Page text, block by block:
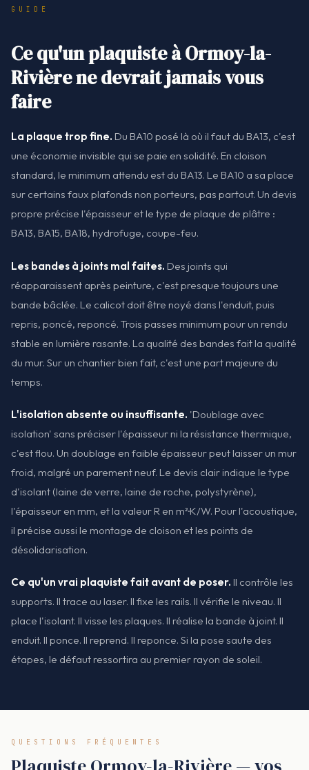
GUIDE
Ce qu'un plaquiste à Ormoy-la-
Rivière ne devrait jamais vous
faire
La plaque trop fine. Du BA10 posé là où il faut du BA13, c'est
une économie invisible qui se paie en solidité. En cloison
standard, le minimum attendu est du BA13. Le BA10 a sa place
sur certains faux plafonds non porteurs, pas partout. Un devis
propre précise l'épaisseur et le type de plaque de plâtre :
BA13, BA15, BA18, hydrofuge, coupe-feu.
Les bandes à joints mal faites. Des joints qui
réapparaissent après peinture, c'est presque toujours une
bande bâclée. Le calicot doit être noyé dans l'enduit, puis
repris, poncé, reponcé. Trois passes minimum pour un rendu
stable en lumière rasante. La qualité des bandes fait la qualité
du mur. Sur un chantier bien fait, c'est une part majeure du
temps.
L'isolation absente ou insuffisante. 'Doublage avec
isolation' sans préciser l'épaisseur ni la résistance thermique,
c'est flou. Un doublage en faible épaisseur peut laisser un mur
froid, malgré un parement neuf. Le devis clair indique le type
d'isolant (laine de verre, laine de roche, polystyrène),
l'épaisseur en mm, et la valeur R en m²·K/W. Pour l'acoustique,
il précise aussi le montage de cloison et les points de
désolidarisation.
Ce qu'un vrai plaquiste fait avant de poser. Il contrôle les
supports. Il trace au laser. Il fixe les rails. Il vérifie le niveau. Il
place l'isolant. Il visse les plaques. Il réalise la bande à joint. Il
enduit. Il ponce. Il reprend. Il reponce. Si la pose saute des
étapes, le défaut ressortira au premier rayon de soleil.
QUESTIONS FRÉQUENTES